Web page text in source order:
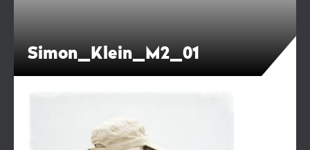
Simon_Klein_M2_01